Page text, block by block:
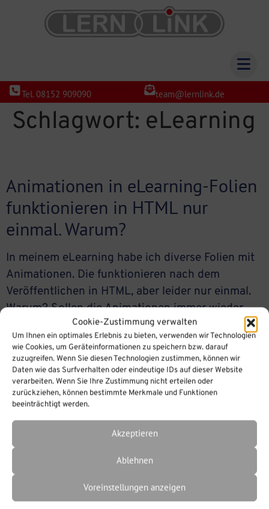
Cookie-Zustimmung verwalten
Um Ihnen ein optimales Erlebnis zu bieten, verwenden wir Technologien
wie Cookies, um Geräteinformationen zu speichern bzw. darauf
zuzugreifen. Wenn Sie diesen Technologien zustimmen, können wir
Daten wie das Surfverhalten oder eindeutige IDs auf dieser Website
verarbeiten. Wenn Sie Ihre Zustimmung nicht erteilen oder
zurückziehen, können bestimmte Merkmale und Funktionen
beeinträchtigt werden.
Akzeptieren
Ablehnen
Voreinstellungen anzeigen
Tel. 08152 909090 team@lernlink.de
Schlagwort: eLearning
Animationen in eLearning-Folien
funktionieren in HTML nur
einmal. Warum?
In meinem eLearning habe ich diverse Folien mit
Animationen. Die funktionieren nach dem
Veröffentlichen in HTML, aber leider nur einmal.
Warum? Sollen die Animationen immer wieder
neu durchlaufen, müssen Sie im Player auf
„Wiedergabe und Navigation“ klicken und den
Haken bei „Animationszustand speichern“
herausnehmen. Auf „Übernehmen und Schließen“
klicken nicht vergessen.